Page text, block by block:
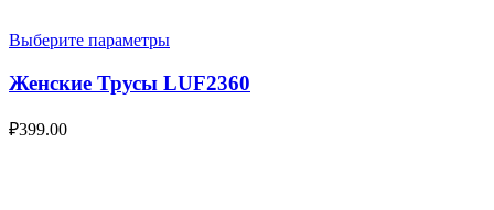
Выберите параметры
Женские Трусы LUF2360
₽399.00